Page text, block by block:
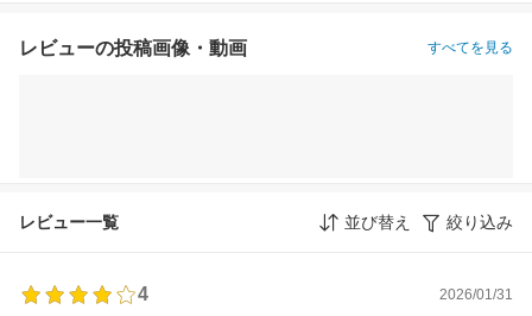
レビューの投稿画像・動画 すべてを見る
レビュー一覧 並び替え 絞り込み
4
2026/01/31